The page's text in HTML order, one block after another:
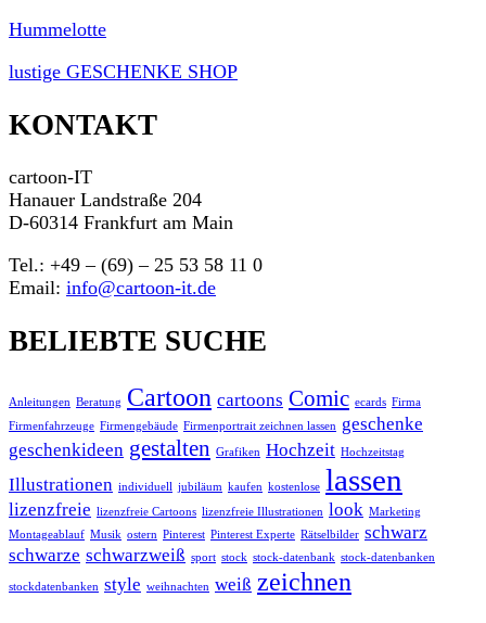
Hummelotte
lustige GESCHENKE SHOP
KONTAKT
cartoon-IT
Hanauer Landstraße 204
D-60314 Frankfurt am Main
Tel.: +49 – (69) – 25 53 58 11 0
Email: info@cartoon-it.de
BELIEBTE SUCHE
Anleitungen Beratung Cartoon cartoons Comic ecards Firma
Firmenfahrzeuge Firmengebäude Firmenportrait zeichnen lassen
geschenke
geschenkideen gestalten Grafiken Hochzeit Hochzeitstag
Illustrationen individuell jubiläum kaufen kostenlose lassen
lizenzfreie lizenzfreie Cartoons lizenzfreie Illustrationen look Marketing
Montageablauf Musik ostern Pinterest Pinterest Experte Rätselbilder schwarz
schwarze schwarzweiß sport stock stock-datenbank stock-datenbanken
stockdatenbanken style weihnachten weiß zeichnen